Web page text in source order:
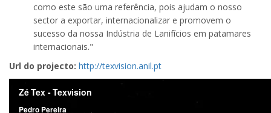
como este são uma referência, pois ajudam o nosso
sector a exportar, internacionalizar e promovem o
sucesso da nossa Indústria de Lanifícios em patamares
internacionais."
Url do projecto: http://texvision.anil.pt